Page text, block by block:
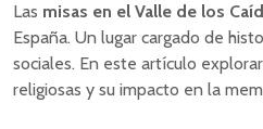
Las misas en el Valle de los
España. Un lugar cargado de
sociales. En este artículo
religiosas y su impacto en la